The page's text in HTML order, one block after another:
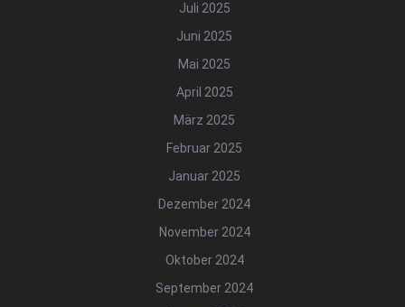
Juli 2025
Juni 2025
Mai 2025
April 2025
März 2025
Februar 2025
Januar 2025
Dezember 2024
November 2024
Oktober 2024
September 2024